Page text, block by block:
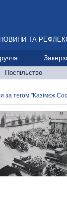
ТА
Поспільство
за тегом "Казімєж